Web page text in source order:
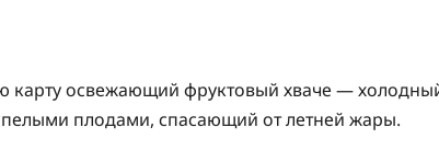
карту освежающий фруктовый хваче —
плодами, спасающий от летней жары.